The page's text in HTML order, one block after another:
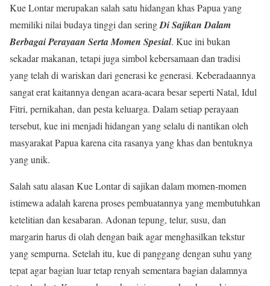
Kue Lontar merupakan salah satu hidangan khas Papua yang
memiliki nilai budaya tinggi dan seringDi Sajikan Dalam
Berbagai Perayaan Serta Momen Spesial. Kue ini bukan
sekadar makanan, tetapi juga simbol kebersamaan dan tradisi
yang telah di wariskan dari generasi ke generasi. Keberadaannya
sangat erat kaitannya dengan acara-acara besar seperti Natal, Idul
Fitri, pernikahan, dan pesta keluarga. Dalam setiap perayaan
tersebut, kue ini menjadi hidangan yang selalu di nantikan oleh
masyarakat Papua karena cita rasanya yang khas dan bentuknya
yang unik.
Salah satu alasan Kue Lontar di sajikan dalam momen-momen
istimewa adalah karena proses pembuatannya yang membutuhkan
ketelitian dan kesabaran. Adonan tepung, telur, susu, dan
margarin harus di olah dengan baik agar menghasilkan tekstur
yang sempurna. Setelah itu, kue di panggang dengan suhu yang
tepat agar bagian luar tetap renyah sementara bagian dalamnya